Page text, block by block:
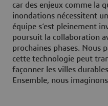
car des enjeux comme la
inondations nécessitent
équipe s’est pleinement
poursuit la collaboration
prochaines phases. Nous
cette technologie peut
façonner les villes
Ensemble, nous imaginons